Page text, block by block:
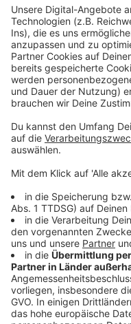
powered
einer Familie führen?
Lebensgeschichte
diese Frage geben.
Anzeige
Copyright: Sky /
Nach dem Biss
nach Blut immer
©Copyright: Sky /
Ein Interview mit
Reporter auch nur
Anzeige